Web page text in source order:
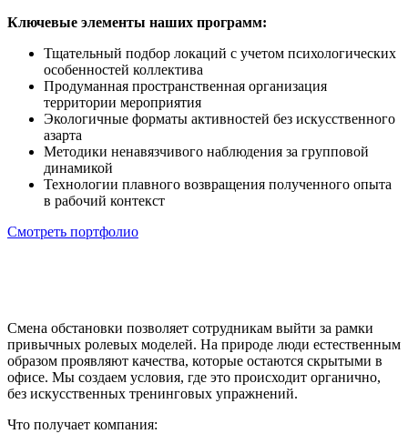
Ключевые элементы наших программ:
Тщательный подбор локаций с учетом психологических
особенностей коллектива
Продуманная пространственная организация
территории мероприятия
Экологичные форматы активностей без искусственного
азарта
Методики ненавязчивого наблюдения за групповой
динамикой
Технологии плавного возвращения полученного опыта
в рабочий контекст
Смотреть портфолио
Смена обстановки позволяет сотрудникам выйти за рамки
привычных ролевых моделей. На природе люди естественным
образом проявляют качества, которые остаются скрытыми в
офисе. Мы создаем условия, где это происходит органично,
без искусственных тренинговых упражнений.
Что получает компания: